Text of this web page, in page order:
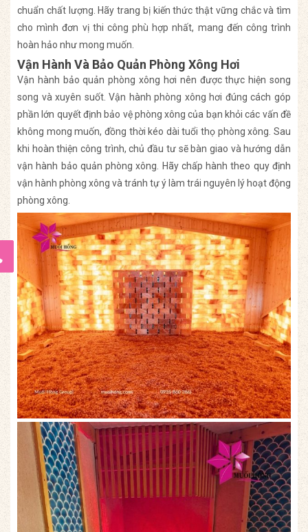
chuẩn chất lượng. Hãy trang bị kiến thức thật vững chắc và tìm
cho mình đơn vị thi công phù hợp nhất, mang đến công trình
hoàn hảo như mong muốn.
Vận Hành Và Bảo Quản Phòng Xông Hơi
Vận hành bảo quản phòng xông hơi nên được thực hiện song
song và xuyên suốt. Vận hành phòng xông hơi đúng cách góp
phần lớn quyết định bảo vệ phòng xông của bạn khỏi các vấn đề
không mong muốn, đồng thời kéo dài tuổi thọ phòng xông. Sau
khi hoàn thiện công trình, chủ đầu tư sẽ bàn giao và hướng dẫn
vận hành bảo quản phòng xông. Hãy chấp hành theo quy định
vận hành phòng xông và tránh tự ý làm trái nguyên lý hoạt động
phòng xông.